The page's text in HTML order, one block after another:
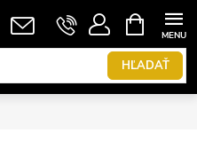
HĽADAŤ
KOŠÍK